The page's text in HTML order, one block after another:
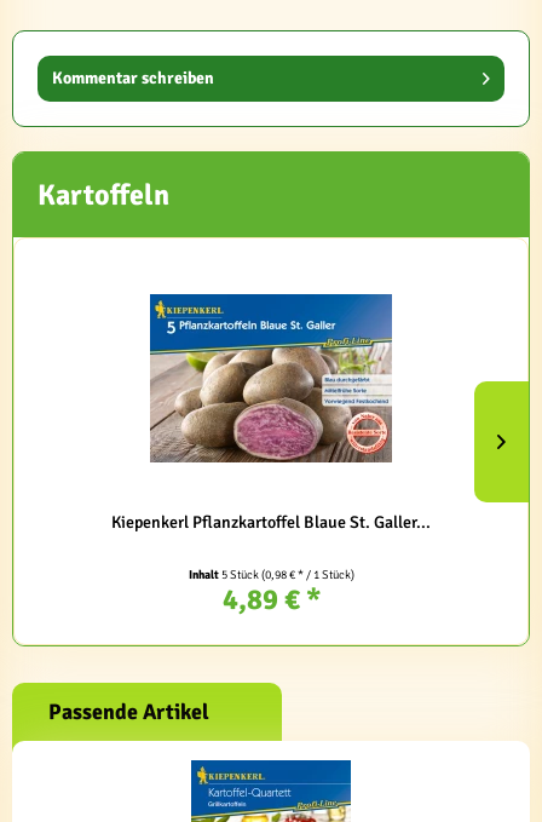
Kommentar schreiben
Kartoffeln
Kiepenkerl Pflanzkartoffel Blaue St. Galler...
Inhalt5 Stück(0,98 € * / 1 Stück)
4,89 € *
Passende Artikel